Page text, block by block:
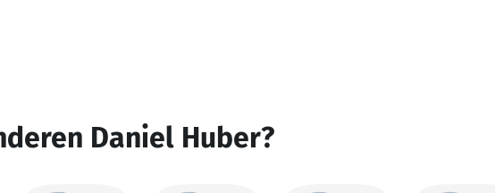
Daniel Huber?